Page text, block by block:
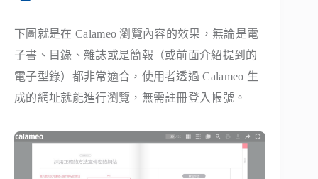
下圖就是在 Calameo 瀏覽內容的效果，無論是電
子書、目錄、雜誌或是簡報（或前面介紹提到的
電子型錄）都非常適合，使用者透過 Calameo 生
成的網址就能進行瀏覽，無需註冊登入帳號。